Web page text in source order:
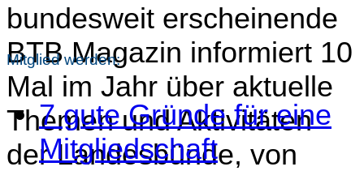
bundesweit erscheinende
BTB Magazin informiert 10
Mal im Jahr über aktuelle
Themen und Aktivitäten
der Landesbünde, von
Mitglied werden:
7 gute Gründe für eine
Mitgliedschaft